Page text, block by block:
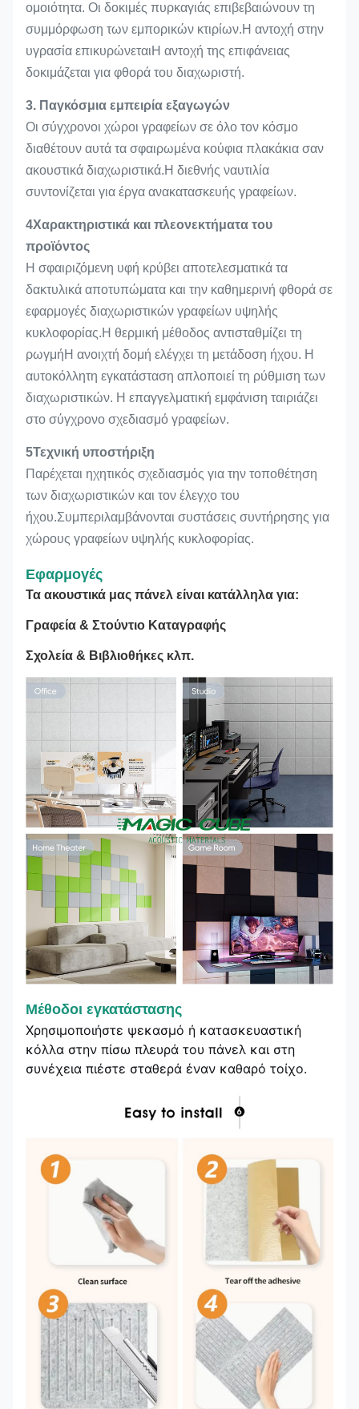
ομοιότητα. Οι δοκιμές πυρκαγιάς επιβεβαιώνουν τη
συμμόρφωση των εμπορικών κτιρίων.Η αντοχή στην
υγρασία επικυρώνεταιΗ αντοχή της επιφάνειας
δοκιμάζεται για φθορά του διαχωριστή.
3. Παγκόσμια εμπειρία εξαγωγών
Οι σύγχρονοι χώροι γραφείων σε όλο τον κόσμο
διαθέτουν αυτά τα σφαιρωμένα κούφια πλακάκια σαν
ακουστικά διαχωριστικά.Η διεθνής ναυτιλία
συντονίζεται για έργα ανακατασκευής γραφείων.
4Χαρακτηριστικά και πλεονεκτήματα του
προϊόντος
Η σφαιριζόμενη υφή κρύβει αποτελεσματικά τα
δακτυλικά αποτυπώματα και την καθημερινή φθορά σε
εφαρμογές διαχωριστικών γραφείων υψηλής
κυκλοφορίας.Η θερμική μέθοδος αντισταθμίζει τη
ρωγμήΗ ανοιχτή δομή ελέγχει τη μετάδοση ήχου. Η
αυτοκόλλητη εγκατάσταση απλοποιεί τη ρύθμιση των
διαχωριστικών. Η επαγγελματική εμφάνιση ταιριάζει
στο σύγχρονο σχεδιασμό γραφείων.
5Τεχνική υποστήριξη
Παρέχεται ηχητικός σχεδιασμός για την τοποθέτηση
των διαχωριστικών και τον έλεγχο του
ήχου.Συμπεριλαμβάνονται συστάσεις συντήρησης για
χώρους γραφείων υψηλής κυκλοφορίας.
Εφαρμογές
Τα ακουστικά μας πάνελ είναι κατάλληλα για:
Γραφεία & Στούντιο Καταγραφής
Σχολεία & Βιβλιοθήκες κλπ.
Μέθοδοι εγκατάστασης
Χρησιμοποιήστε ψεκασμό ή κατασκευαστική
κόλλα στην πίσω πλευρά του πάνελ και στη
συνέχεια πιέστε σταθερά έναν καθαρό τοίχο.